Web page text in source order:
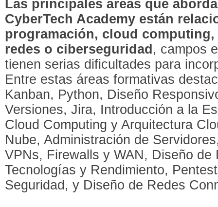
Las principales áreas que
CyberTech Academy están
programación, cloud
redes o ciberseguridad, campos
tienen serias dificultades para
Entre estas áreas formativas
Kanban, Python, Diseño
Versiones, Jira, Introducción a la
Cloud Computing y Arquitectura
Nube, Administración de
VPNs, Firewalls y WAN, Diseño
Tecnologías y Rendimiento,
Seguridad, y Diseño de Redes